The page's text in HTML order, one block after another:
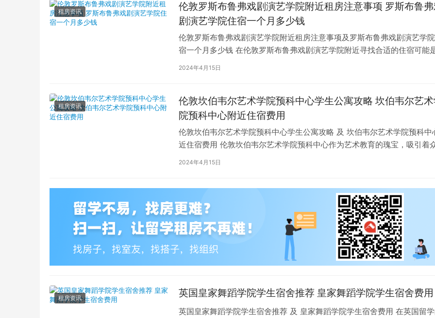
租房资讯
伦敦罗斯布鲁弗戏剧演艺学院附近租房注意事项 罗斯布鲁
剧演艺学院住宿一个月多少钱
伦敦罗斯布鲁弗戏剧演艺学院附近租房注意事项及罗斯布鲁弗戏剧演艺学
宿一个月多少钱 在伦敦罗斯布鲁弗戏剧演艺学院附近寻找合适的住宿可能
学生活中的一项关键任务。为了帮助您顺利完成…
2024年4月15日
租房资讯
伦敦坎伯韦尔艺术学院预科中心学生公寓攻略 坎伯韦尔艺
院预科中心附近住宿费用
伦敦坎伯韦尔艺术学院预科中心学生公寓攻略 及 坎伯韦尔艺术学院预科中
近住宿费用 伦敦坎伯韦尔艺术学院预科中心作为艺术教育的瑰宝，吸引着
2024年4月15日
租房资讯 英国皇家舞蹈学院学生宿舍推荐 皇家舞蹈学院学生宿舍费用
英国皇家舞蹈学院学生宿舍推荐 及 皇家舞蹈学院学生宿舍费用 在英国留